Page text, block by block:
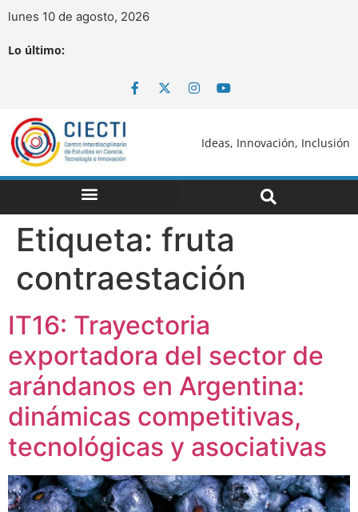
lunes 10 de agosto, 2026
Lo último:
Ideas, Innovación, Inclusión
Etiqueta: fruta
contraestación
IT16: Trayectoria
exportadora del sector de
arándanos en Argentina:
dinámicas competitivas,
tecnológicas y asociativas